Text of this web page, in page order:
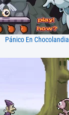
Pánico En Chocolandia